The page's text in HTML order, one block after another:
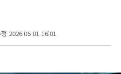
정 2026 06 01 16:01